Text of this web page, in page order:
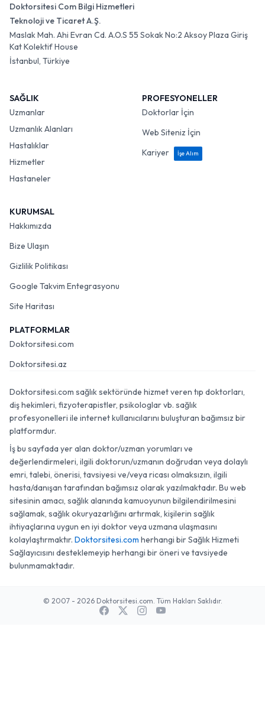
Doktorsitesi Com Bilgi Hizmetleri
Teknoloji ve Ticaret A.Ş.
Maslak Mah. Ahi Evran Cd. A.O.S 55 Sokak No:2 Aksoy Plaza Giriş
Kat Kolektif House
İstanbul, Türkiye
SAĞLIK
Uzmanlar
Uzmanlık Alanları
Hastalıklar
Hizmetler
Hastaneler
PROFESYONELLER
Doktorlar İçin
Web Siteniz İçin
Kariyer
İşe Alım
KURUMSAL
Hakkımızda
Bize Ulaşın
Gizlilik Politikası
Google Takvim Entegrasyonu
Site Haritası
PLATFORMLAR
Doktorsitesi.com
Doktorsitesi.az
Doktorsitesi.com sağlık sektöründe hizmet veren tıp doktorları,
diş hekimleri, fizyoterapistler, psikologlar vb. sağlık
profesyonelleri ile internet kullanıcılarını buluşturan bağımsız bir
platformdur.
İş bu sayfada yer alan doktor/uzman yorumları ve
değerlendirmeleri, ilgili doktorun/uzmanın doğrudan veya dolaylı
emri, talebi, önerisi, tavsiyesi ve/veya ricası olmaksızın, ilgili
hasta/danışan tarafından bağımsız olarak yazılmaktadır. Bu web
sitesinin amacı, sağlık alanında kamuoyunun bilgilendirilmesini
sağlamak, sağlık okuryazarlığını artırmak, kişilerin sağlık
ihtiyaçlarına uygun en iyi doktor veya uzmana ulaşmasını
kolaylaştırmaktır. Doktorsitesi.com herhangi bir Sağlık Hizmeti
Sağlayıcısını desteklemeyip herhangi bir öneri ve tavsiyede
bulunmamaktadır.
© 2007 - 2026 Doktorsitesi.com. Tüm Hakları Saklıdır.